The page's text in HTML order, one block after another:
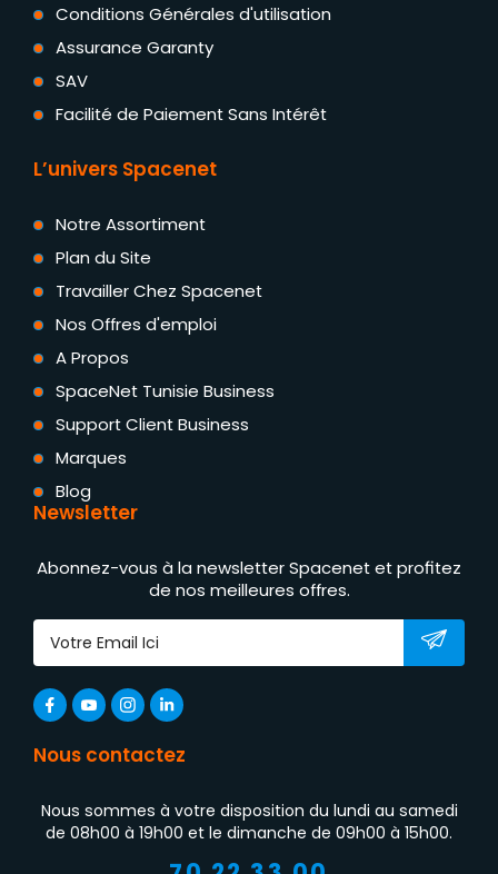
Conditions Générales d'utilisation
Assurance Garanty
SAV
Facilité de Paiement Sans Intérêt
L’univers Spacenet
Notre Assortiment
Plan du Site
Travailler Chez Spacenet
Nos Offres d'emploi
A Propos
SpaceNet Tunisie Business
Support Client Business
Marques
Blog
Newsletter
Abonnez-vous à la newsletter Spacenet et profitez
de nos meilleures offres.
Nous contactez
Nous sommes à votre disposition du lundi au samedi
de 08h00 à 19h00 et le dimanche de 09h00 à 15h00.